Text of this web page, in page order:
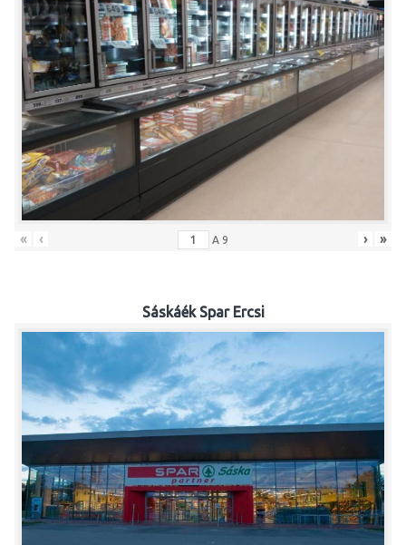
« ‹ A 9 › »
Sáskáék Spar Ercsi